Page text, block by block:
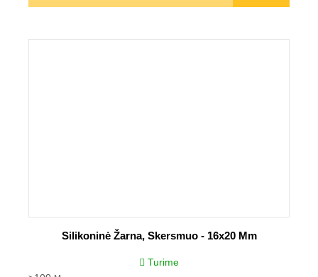
Silikoninė Žarna, Skersmuo - 16x20 Mm
Turime